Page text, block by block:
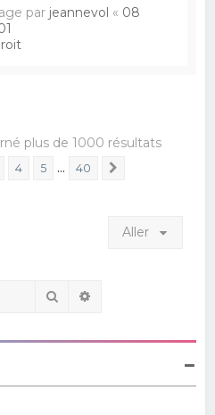
par jeannevol « 08
plus de 1000 résultats
4 5 … 40
Aller
Rechercher